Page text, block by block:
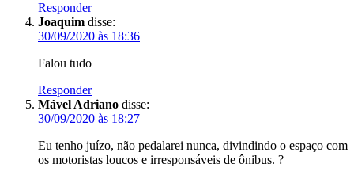
Responder
Joaquim disse:
30/09/2020 às 18:36
Falou tudo
Responder
Mável Adriano disse:
30/09/2020 às 18:27
Eu tenho juízo, não pedalarei nunca, divindindo o espaço com
os motoristas loucos e irresponsáveis de ônibus. ?